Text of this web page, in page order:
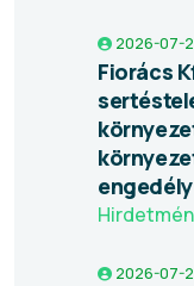
2026-07-
Fiorács
2026-07-